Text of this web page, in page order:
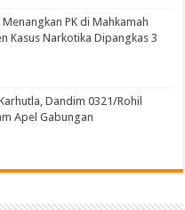
Menangkan PK di Mahkamah
Kasus Narkotika Dipangkas 3
Dandim 0321/Rohil
Apel Gabungan